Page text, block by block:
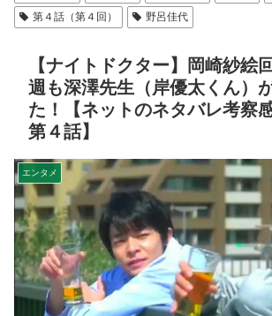
第４話（第４回）
野呂佳代
【ナイトドクター】岡崎紗絵
週も深澤先生（岸優太くん）
た！【ネットのネタバレ考察
第４話】
エンタメ